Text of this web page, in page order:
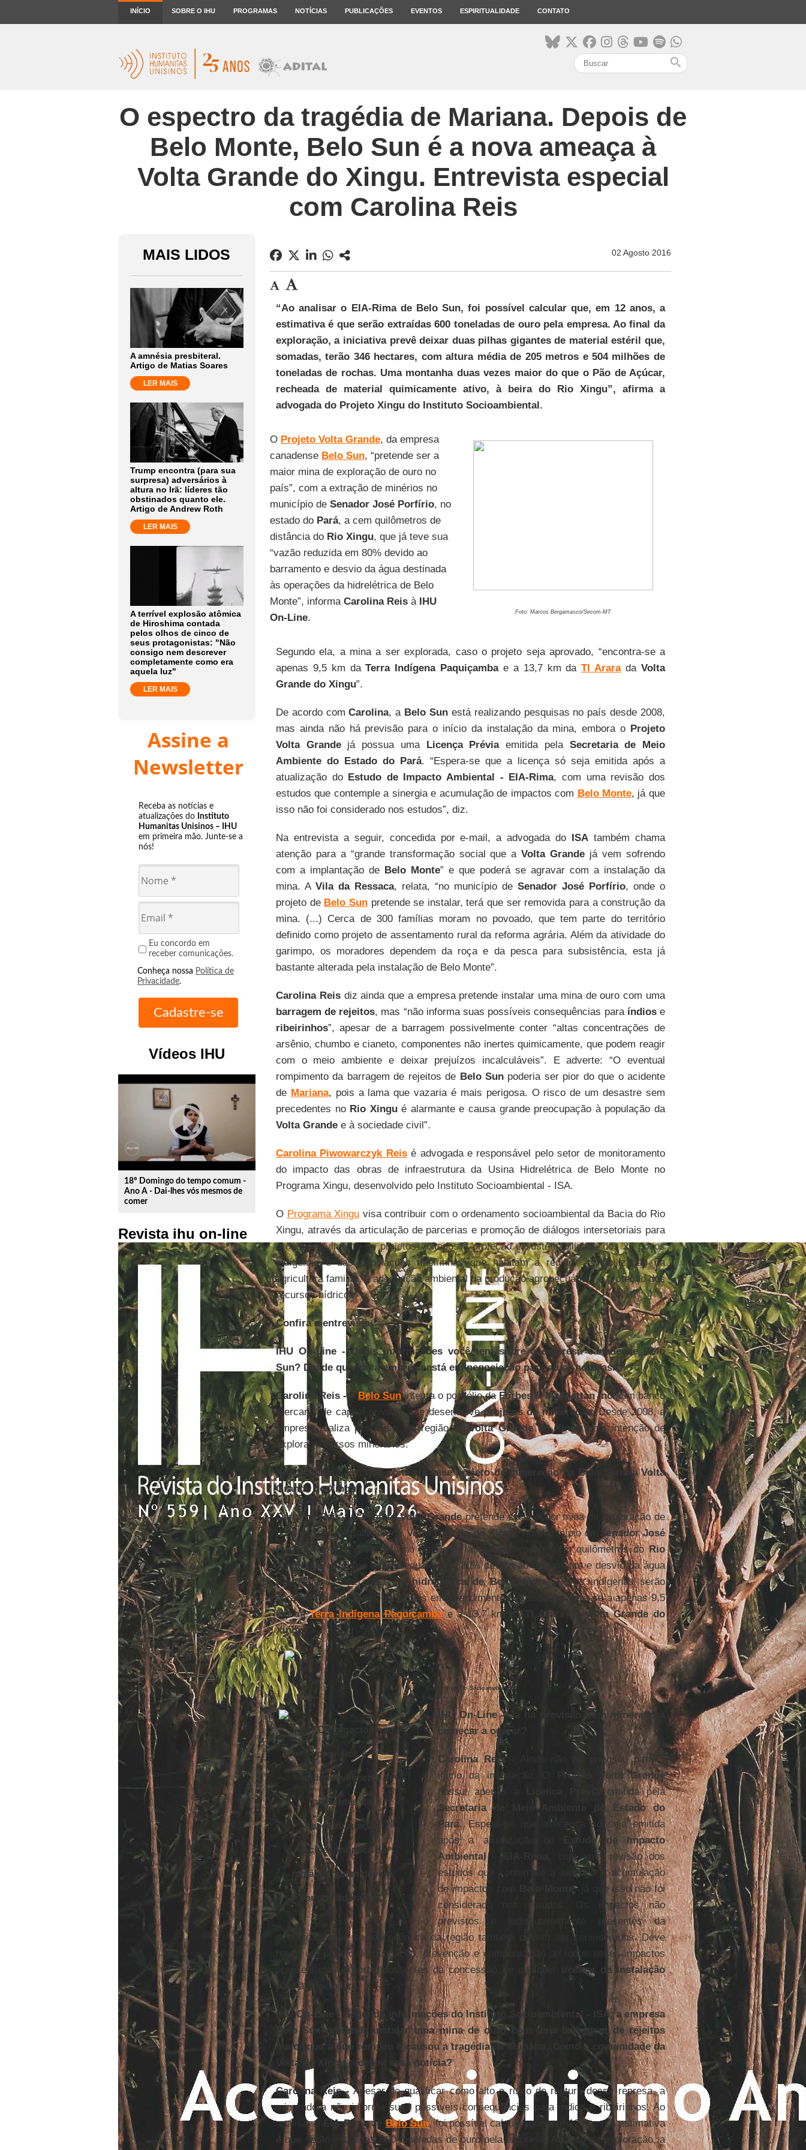
INÍCIO SOBRE O IHU PROGRAMAS NOTÍCIAS PUBLICAÇÕES EVENTOS ESPIRITUALIDADE CONTATO
search
O espectro da tragédia de Mariana. Depois de
Belo Monte, Belo Sun é a nova ameaça à
Volta Grande do Xingu. Entrevista especial
com Carolina Reis
MAIS LIDOS
A amnésia presbiteral.
Artigo de Matias Soares
LER MAIS
Trump encontra (para sua
surpresa) adversários à
altura no Irã: líderes tão
obstinados quanto ele.
Artigo de Andrew Roth
LER MAIS
A terrível explosão atômica
de Hiroshima contada
pelos olhos de cinco de
seus protagonistas: "Não
consigo nem descrever
completamente como era
aquela luz"
LER MAIS
Assine a
Newsletter
Receba as notícias e
atualizações do Instituto
Humanitas Unisinos – IHU
em primeira mão. Junte-se a
nós!
Eu concordo em
receber comunicações.
Conheça nossa Política de
Privacidade.
Vídeos IHU
play_circle_outline
18º Domingo do tempo comum -
Ano A - Dai-lhes vós mesmos de
comer
Revista ihu on-line
02 Agosto 2016
“Ao analisar o EIA-Rima de Belo Sun, foi possível calcular que, em 12 anos, a
estimativa é que serão extraídas 600 toneladas de ouro pela empresa. Ao final da
exploração, a iniciativa prevê deixar duas pilhas gigantes de material estéril que,
somadas, terão 346 hectares, com altura média de 205 metros e 504 milhões de
toneladas de rochas. Uma montanha duas vezes maior do que o Pão de Açúcar,
recheada de material quimicamente ativo, à beira do Rio Xingu”, afirma a
advogada do Projeto Xingu do Instituto Socioambiental.
Foto: Marcos Bergamasco/Secom-MT
O Projeto Volta Grande, da empresa
canadense Belo Sun, “pretende ser a
maior mina de exploração de ouro no
país”, com a extração de minérios no
município de Senador José Porfírio, no
estado do Pará, a cem quilômetros de
distância do Rio Xingu, que já teve sua
“vazão reduzida em 80% devido ao
barramento e desvio da água destinada
às operações da hidrelétrica de Belo
Monte”, informa Carolina Reisà IHU
On-Line.
Segundo ela, a mina a ser explorada, caso o projeto seja aprovado, “encontra-se a
apenas 9,5 km daTerra Indígena Paquiçambae a 13,7 km daTI Ararada Volta
Grande do Xingu”.
De acordo comCarolina, a Belo Sun está realizando pesquisas no país desde 2008,
mas ainda não há previsão para o início da instalação da mina, embora o Projeto
Volta Grandejá possua uma Licença Préviaemitida pela Secretaria de Meio
Ambiente do Estado do Pará. “Espera-se que a licença só seja emitida após a
atualização do Estudo de Impacto Ambiental - EIA-Rima, com uma revisão dos
estudos que contemple a sinergia e acumulação de impactos com Belo Monte, já que
isso não foi considerado nos estudos”, diz.
Na entrevista a seguir, concedida por e-mail, a advogada do ISA também chama
atenção para a “grande transformação social que aVolta Grande já vem sofrendo
com a implantação de Belo Monte” e que poderá se agravar com a instalação da
mina. A Vila da Ressaca, relata, “no município de Senador José Porfírio, onde o
projeto de Belo Sunpretende se instalar, terá que ser removida para a construção da
mina. (...) Cerca de 300 famílias moram no povoado, que tem parte do território
definido como projeto de assentamento rural da reforma agrária. Além da atividade do
garimpo, os moradores dependem da roça e da pesca para subsistência, esta já
bastante alterada pela instalação de Belo Monte”.
Carolina Reisdiz ainda que a empresa pretende instalar uma mina de ouro com uma
barragem de rejeitos, mas “não informa suas possíveis consequências para índiose
ribeirinhos”, apesar de a barragem possivelmente conter “altas concentrações de
arsênio, chumbo e cianeto, componentes não inertes quimicamente, que podem reagir
com o meio ambiente e deixar prejuízos incalculáveis”. E adverte: “O eventual
rompimento da barragem de rejeitos de Belo Sunpoderia ser pior do que o acidente
de Mariana, pois a lama que vazaria é mais perigosa. O risco de um desastre sem
precedentes no Rio Xingué alarmante e causa grande preocupação à população da
Volta Grandee à sociedade civil”.
Carolina Piwowarczyk Reisé advogada e responsável pelo setor de monitoramento
do impacto das obras de infraestrutura da Usina Hidrelétrica de Belo Monte no
Programa Xingu, desenvolvido pelo Instituto Socioambiental - ISA.
O Programa Xingu visa contribuir com o ordenamento socioambiental da Bacia do Rio
Xingu, através da articulação de parcerias e promoção de diálogos intersetoriais para
o desenvolvimento de projetos voltados à proteção e sustentabilidade dos 26 povos
indígenas e das populações ribeirinhas que habitam a região, à viabilização da
agricultura familiar, à adequação ambiental da produção agropecuária e à proteção dos
recursos hídricos.
Confira a entrevista.
IHU On-Line - Quais informações você tem sobre a empresa canadense Belo
Sun? Desde quando a empresa está em negociação para atuar no Brasil?
Carolina Reis -A Belo Sunintegra o portfólio daForbes & Manhattan Inc., um banco
mercantil de capital privado, que desenvolveprojetos de mineração. Desde 2008, a
empresa realiza pesquisas na região daVolta Grande do Xingucom intenção de
explorar recursos minerários.
IHU On-Line - Em que consiste esse projeto de mineração da Belo Sun na Volta
Grande do Xingu?
Carolina Reis -OProjeto Volta Grandepretende ser a maior mina de exploração de
ouro do país. Localizada naVolta Grande do Xingu, no município de
Senador José
Porfírio(PA), a área está no trecho de aproximadamente cem quilômetros doRio
Xinguque teve sua vazão reduzida em 80% devido ao barramento e desvio da água
destinada às operações dahidrelétrica de Belo Monte. Povos indígenas serão
duramente impactados pelos dois empreendimentos. A mina encontra-se a apenas 9,5
km daTerra Indígena Paquiçambae a 13,7 km da TI Arara da Volta Grande do
Xingu.
Fonte: Instituto Socioamebiental
"Os impactos não
previstos e
indiscutivelmente
presentes da
desestruturação
socioeconômica da
região também devem
ser considerados "
IHU On-Line - Já há previsão de a mineradora
começar a operar?
Carolina Reis -
Ainda não há previsão para o
início da instalação. O
Projeto Volta Grande
possui apenas a
emitida pela
Secretaria de Meio Ambiente do Estado do
Pará. Espera-se que a licença só seja emitida
após a atualização do
Estudo de Impacto
Ambiental - EIA-Rima
, com uma revisão dos
estudos que contemple a sinergia e acumulação
de impactos com
Belo Monte, já que isso não foi
considerado nos estudos. Os impactos não
previstos e indiscutivelmente presentes da
desestruturação socioeconômica da região também devem ser considerados. Deve
haver um projeto de mitigação, prevenção e compensação de todos esses impactos
apresentados e aprovados antes da concessão de qualquer
licença de instalação
para a mineradora.
IHU On-Line - Segundo informações do Instituto Socioambiental - ISA, a empresa
Belo Sun pretende instalar uma mina de ouro com uma barragem de rejeitos
maior que a que rompeu e causou a tragédia de Mariana. Como a comunidade da
Volta do Xingu recebeu essa notícia?
Carolina Reis -Apesar de qualificar como alto o risco de ruptura dessa represa, a
mineradora não informa suas possíveis consequências para índios e ribeirinhos. Ao
analisar o EIA-Rimade Belo Sun, foi possível calcular que, em 12 anos, a estimativa
é que serão extraídas 600 toneladas de ouro pela empresa. Ao final da exploração, a